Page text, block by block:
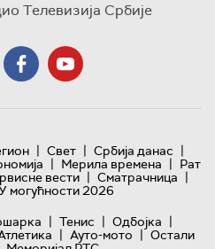
Телевизија Србије
| Свет | Србија данас |
| Мерила времена | Рат
вести | Сматрачница |
могућности 2026
| Тенис | Одбојка |
| Ауто-мото | Остали